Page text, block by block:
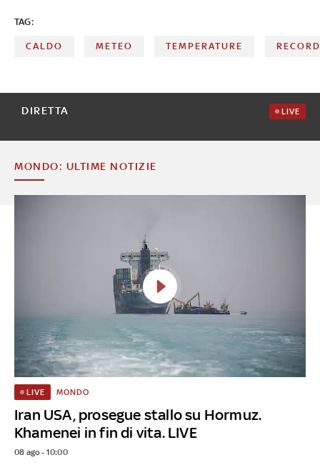
TAG:
CALDO METEO TEMPERATURE RECORD
DIRETTA LIVE
MONDO: ULTIME NOTIZIE
Iran USA, prosegue stallo su Hormuz.
Khamenei in fin di vita. LIVE
LIVE MONDO
08 ago - 10:00